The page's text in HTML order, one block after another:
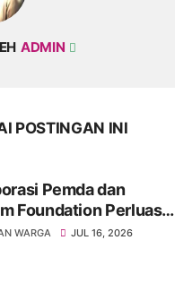
ADMIN
POSTINGAN INI
Pemda dan
Foundation Perluas
Sanitasi Layak di
WARGA JUL 16, 2026